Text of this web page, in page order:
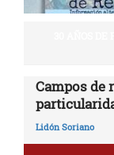
Campos de
Lidón Soriano